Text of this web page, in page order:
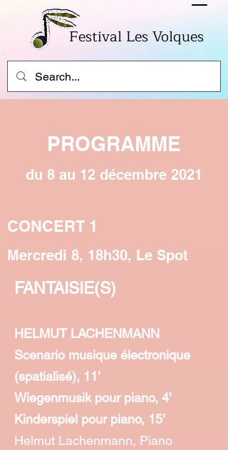
Festival Les Volques
PROGRAMME
du 8 au 12 décembre 2021
CONCERT 1
Mercredi 8, 18h30, Le Spot
FANTAISIE(S)
HELMUT LACHENMANN
Scenario musique électronique
(spatialisé), 11’
Wiegenmusik pour piano, 4’
Kinderspiel pour piano, 15’
Helmut Lachenmann, Piano